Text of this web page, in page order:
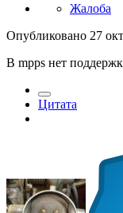
Жалоба
Опубликовано 27
В mpps нет
Цитата